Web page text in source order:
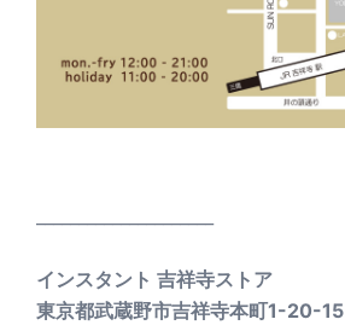
インスタント 吉祥寺ストア
東京都武蔵野市吉祥寺本町1-20-15